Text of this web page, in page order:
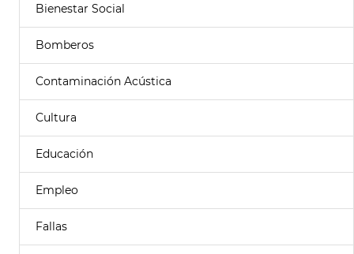
Bienestar Social
Bomberos
Contaminación Acústica
Cultura
Educación
Empleo
Fallas